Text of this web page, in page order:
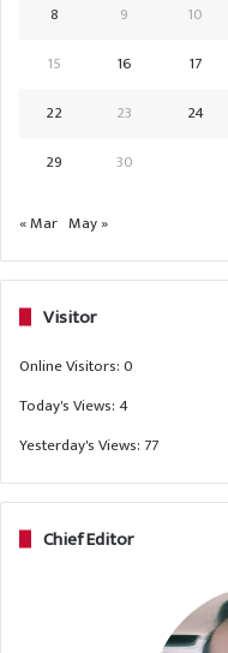
8
9 10
15
16 17
22
23 24
29
30
« Mar May »
Visitor
Online Visitors:0
Today's Views:4
Yesterday's Views: 77
Chief Editor